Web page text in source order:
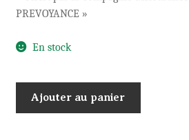
PREVOYANCE »
En stock
Ajouter au panier